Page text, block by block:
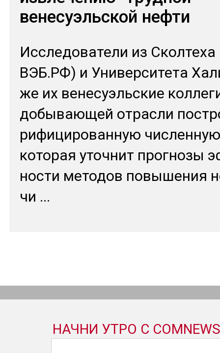
венесуэльской нефти
Ис­сле­дова­тели из Скол­те­ха
ВЭБ.РФ) и Уни­вер­си­тета
же их ве­несуэль­ские
добы­ваю­щей от­рас­ли
рифи­циро­ван­ную
ко­торая уточ­нит прог­но­зы
нос­ти ме­тодов по­выше­ния
чи ...